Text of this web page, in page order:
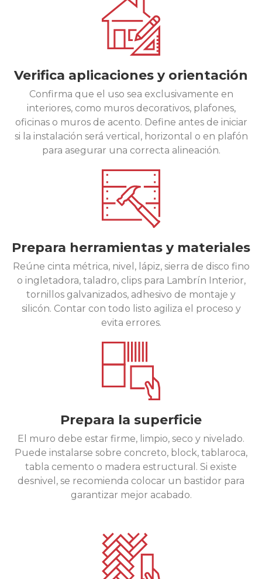
Verifica aplicaciones y orientación
Confirma que el uso sea exclusivamente en
interiores, como muros decorativos, plafones,
oficinas o muros de acento. Define antes de iniciar
si la instalación será vertical, horizontal o en plafón
para asegurar una correcta alineación.
Prepara herramientas y materiales
Reúne cinta métrica, nivel, lápiz, sierra de disco fino
o ingletadora, taladro, clips para Lambrín Interior,
tornillos galvanizados, adhesivo de montaje y
silicón. Contar con todo listo agiliza el proceso y
evita errores.
Prepara la superficie
El muro debe estar firme, limpio, seco y nivelado.
Puede instalarse sobre concreto, block, tablaroca,
tabla cemento o madera estructural. Si existe
desnivel, se recomienda colocar un bastidor para
garantizar mejor acabado.